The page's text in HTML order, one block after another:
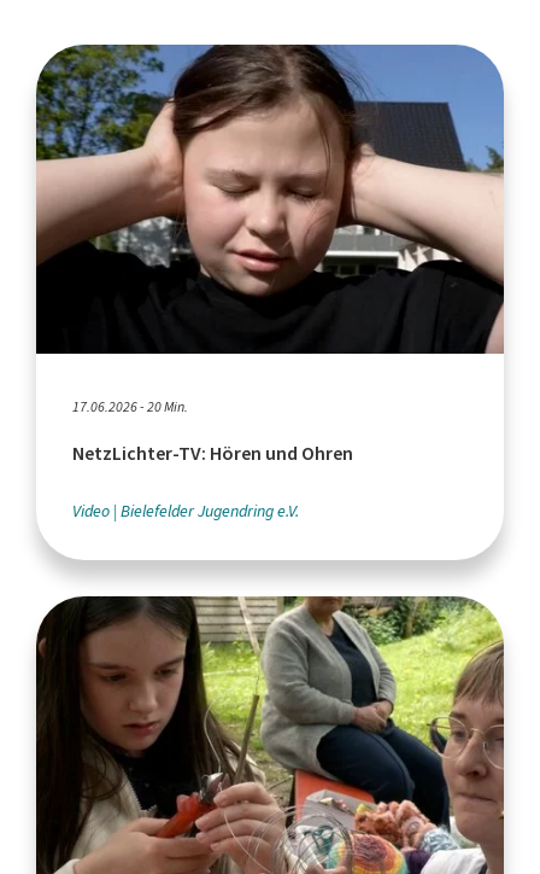
17.06.2026 - 20 Min.
NetzLichter-TV: Hören und Ohren
Video Bielefelder Jugendring e.V.